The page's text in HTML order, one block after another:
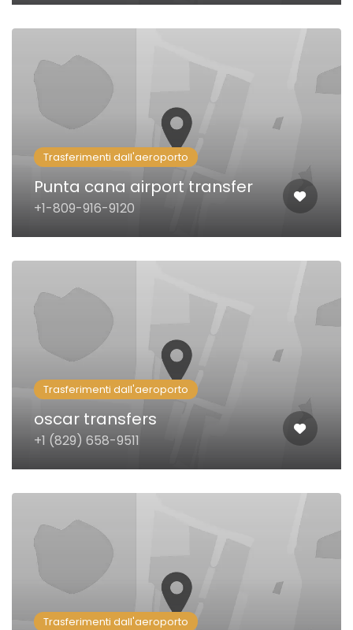
Trasferimenti dall'aeroporto
Punta cana airport transfer
+1-809-916-9120
Trasferimenti dall'aeroporto
oscar transfers
+1 (829) 658-9511
Trasferimenti dall'aeroporto